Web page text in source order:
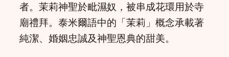
者。茉莉神聖於毗濕奴，被串成花環用於寺
廟禮拜。泰米爾語中的「茉莉」概念承載著
純潔、婚姻忠誠及神聖恩典的甜美。